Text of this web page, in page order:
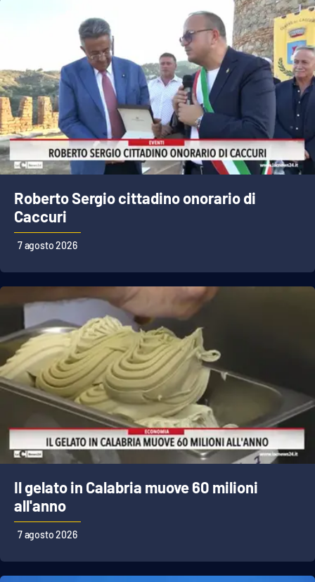
Roberto Sergio cittadino onorario di
Caccuri
7 agosto 2026
Il gelato in Calabria muove 60 milioni
all'anno
7 agosto 2026